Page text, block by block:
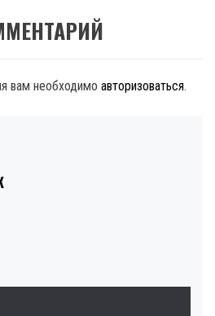
вам необходимо авторизоваться.